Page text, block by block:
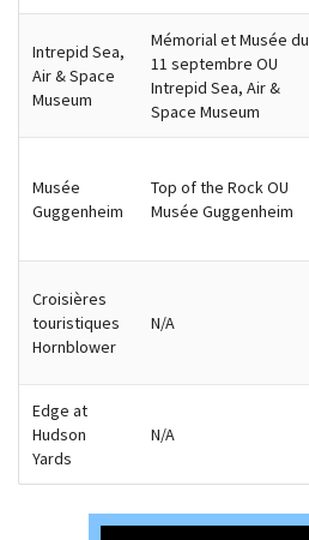
Intrepid Sea,
Air & Space
Museum
Mémorial et Musée du
11 septembre OU
Intrepid Sea, Air &
Space Museum
Musée
Guggenheim
Top of the Rock OU
Musée Guggenheim
Croisières
touristiques
Hornblower
N/A
Edge at
Hudson
Yards
N/A